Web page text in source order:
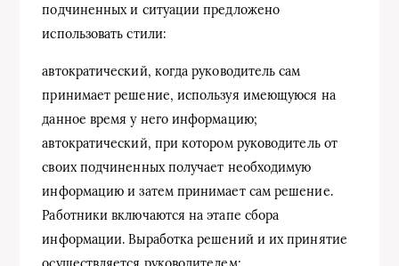
подчиненных и ситуации предложено
использовать стили:
автократический, когда руководитель сам
принимает решение, используя имеющуюся на
данное время у него информацию;
автократический, при котором руководитель от
своих подчиненных получает необходимую
информацию и затем принимает сам решение.
Работники включаются на этапе сбора
информации. Выработка решений и их принятие